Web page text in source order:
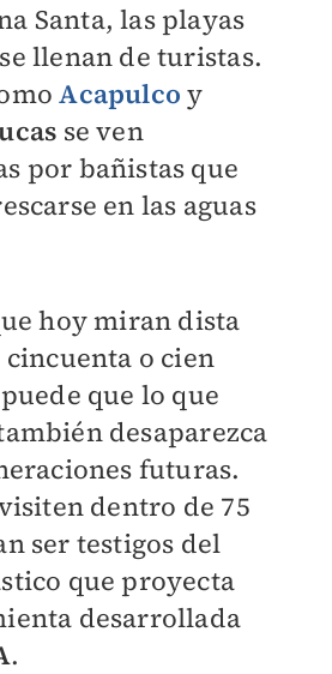
Santa, las playas
llenan de turistas.
Acapulco y
se ven
por bañistas que
en las aguas
hoy miran dista
cincuenta o cien
que lo que
desaparezca
futuras.
dentro de 75
ser testigos del
que proyecta
desarrollada
.